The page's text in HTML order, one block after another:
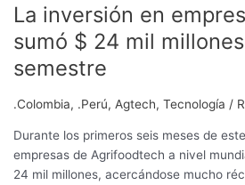
La inversión en
sumó $ 24 mil
semestre
.Colombia, .Perú, Agtech, Tecnología /
Durante los primeros seis meses de
empresas de Agrifoodtech a nivel
24 mil millones, acercándose mucho